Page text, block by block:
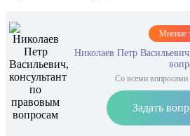
Мнение
Николаев Петр
Со всеми вопросами
Задать